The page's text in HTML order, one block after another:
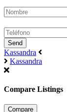
Send
Kassandra
Kassandra
Compare Listings
Compare